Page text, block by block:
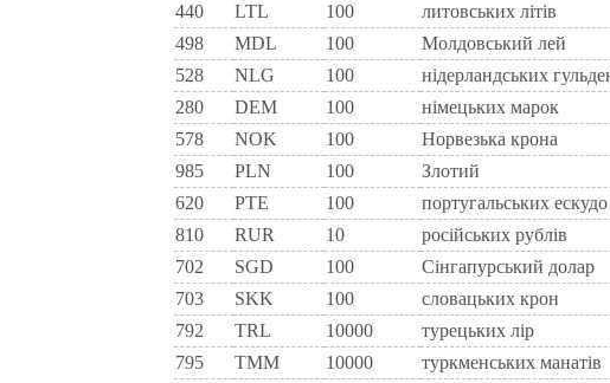
440
LTL 100 литовських літів
498
MDL 100 Молдовський лей
528
NLG 100 нiдерландських
280
DEM 100 нiмецьких марок
578
NOK 100 Норвезька крона
985
PLN 100 Злотий
620
PTE 100 португальських ескудо
810
RUR 10 росiйських рублiв
702
SGD 100 Сінгапурський долар
703
SKK 100 словацьких крон
792
TRL 10000 турецьких лір
795
TMM 10000 туркменських манатів